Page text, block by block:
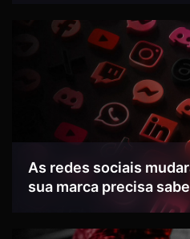
As redes sociais
sua marca precisa